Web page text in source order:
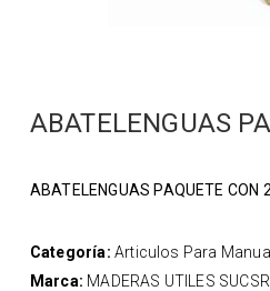
ABATELENGUAS
ABATELENGUAS PAQUETE CON
Categoría: Articulos Para
Marca: MADERAS UTILES